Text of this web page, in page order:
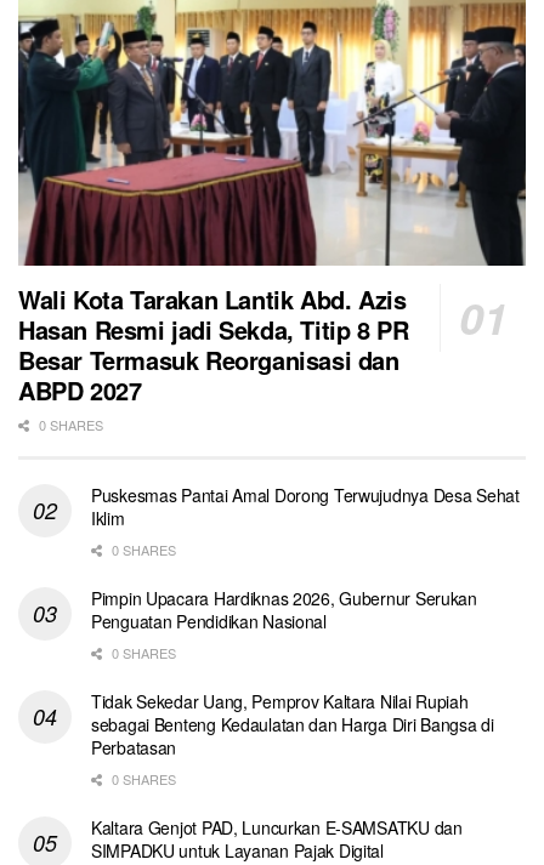
Wali Kota Tarakan Lantik Abd. Azis
Hasan Resmi jadi Sekda, Titip 8 PR
Besar Termasuk Reorganisasi dan
ABPD 2027
0 SHARES
Puskesmas Pantai Amal Dorong Terwujudnya Desa Sehat
Iklim
0 SHARES
Pimpin Upacara Hardiknas 2026, Gubernur Serukan
Penguatan Pendidikan Nasional
0 SHARES
Tidak Sekedar Uang, Pemprov Kaltara Nilai Rupiah
sebagai Benteng Kedaulatan dan Harga Diri Bangsa di
Perbatasan
0 SHARES
Kaltara Genjot PAD, Luncurkan E-SAMSATKU dan
SIMPADKU untuk Layanan Pajak Digital